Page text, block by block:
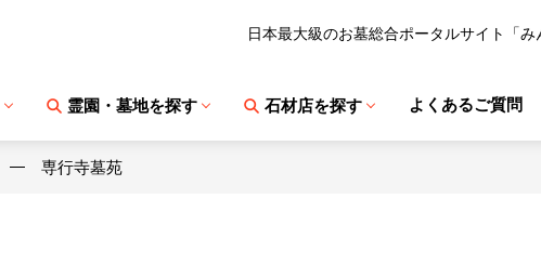
日本最大級のお墓総合ポータルサイト「み
霊園・墓地を探す 石材店を探す よくあるご質問
専行寺墓苑